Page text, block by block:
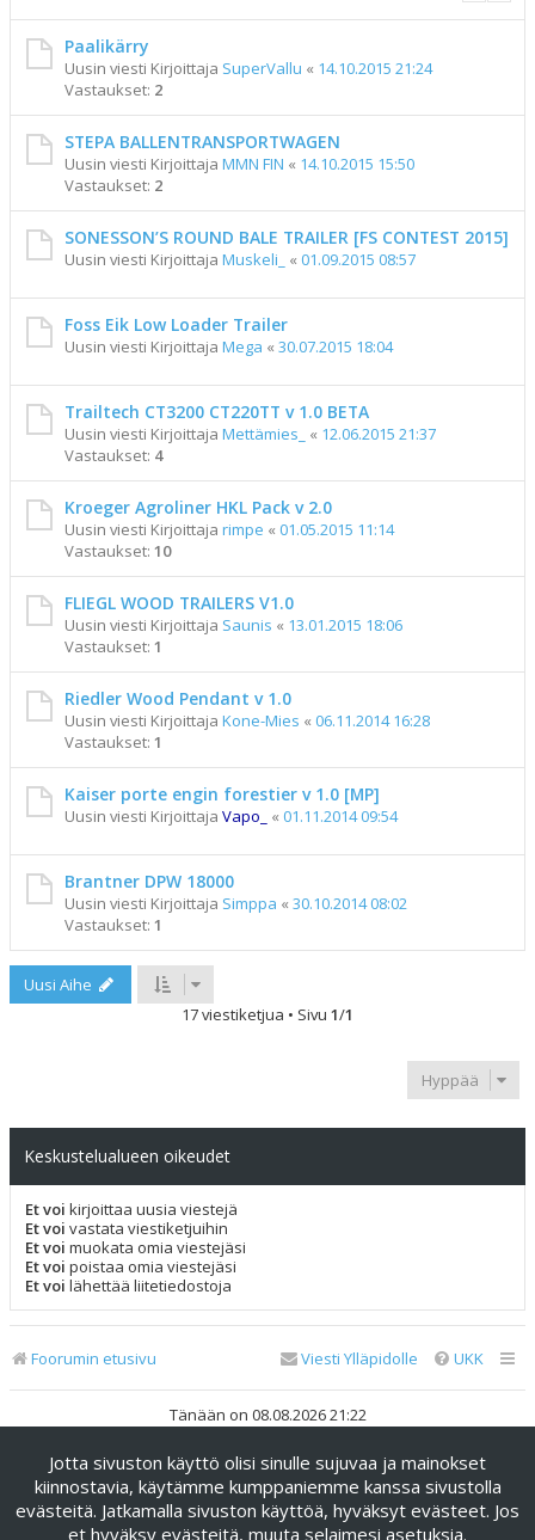
Paalikärry
Uusin viesti Kirjoittaja SuperVallu « 14.10.2015 21:24
Vastaukset: 2
STEPA BALLENTRANSPORTWAGEN
Uusin viesti Kirjoittaja MMN FIN « 14.10.2015 15:50
Vastaukset: 2
SONESSON’S ROUND BALE TRAILER [FS CONTEST 2015]
Uusin viesti Kirjoittaja Muskeli_ « 01.09.2015 08:57
Foss Eik Low Loader Trailer
Uusin viesti Kirjoittaja Mega « 30.07.2015 18:04
Trailtech CT3200 CT220TT v 1.0 BETA
Uusin viesti Kirjoittaja Mettämies_ « 12.06.2015 21:37
Vastaukset: 4
Kroeger Agroliner HKL Pack v 2.0
Uusin viesti Kirjoittaja rimpe « 01.05.2015 11:14
Vastaukset: 10
FLIEGL WOOD TRAILERS V1.0
Uusin viesti Kirjoittaja Saunis « 13.01.2015 18:06
Vastaukset: 1
Riedler Wood Pendant v 1.0
Uusin viesti Kirjoittaja Kone-Mies « 06.11.2014 16:28
Vastaukset: 1
Kaiser porte engin forestier v 1.0 [MP]
Uusin viesti Kirjoittaja Vapo_ « 01.11.2014 09:54
Brantner DPW 18000
Uusin viesti Kirjoittaja Simppa « 30.10.2014 08:02
Vastaukset: 1
Uusi Aihe
17 viestiketjua • Sivu 1/1
Hyppää
Keskustelualueen oikeudet
Et voi kirjoittaa uusia viestejä
Et voi vastata viestiketjuihin
Et voi muokata omia viestejäsi
Et voi poistaa omia viestejäsi
Et voi lähettää liitetiedostoja
Foorumin etusivu UKK
Viesti Ylläpidolle
Tänään on 08.08.2026 21:22
Keskustelufoorumin ohjelmistophpBB® Forum Software ©
phpBB Limited
Käännös: phpBB Suomi (lurttinen, harritapio, Pettis)
Jotta sivuston käyttö olisi sinulle sujuvaa ja mainokset
kiinnostavia, käytämme kumppaniemme kanssa sivustolla
evästeitä. Jatkamalla sivuston käyttöä, hyväksyt evästeet. Jos
et hyväksy evästeitä, muuta selaimesi asetuksia.